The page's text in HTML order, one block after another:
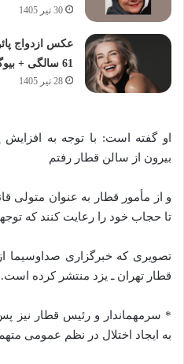
30 تیر 1405
عکس ازدواج
61 سالگی + بیوگرافی
28 تیر 1405
او گفته است: با توجه به
بیرون از سالن قطار رفتم
و از مأمور قطار به عنوان متولی
تا حجاب خود را رعایت کنند که
تصویری که خبرگزاری صداوسیما
قطار تهران ـ یزد منتشر کرده است.
* سرمهماندار و رئیس قطار نیز
به ایجاد اختلال در نظم عمومی